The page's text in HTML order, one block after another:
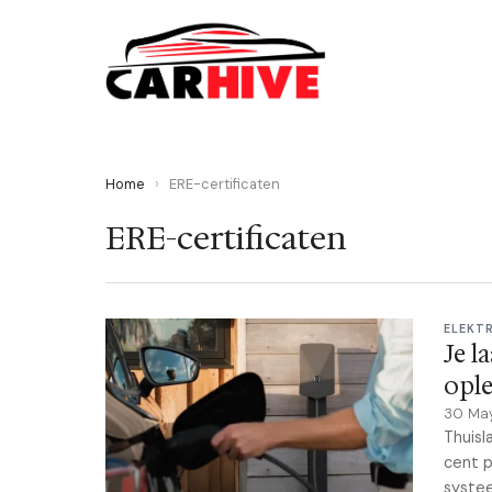
Home › ERE-certificaten
ERE-certificaten
Je
30
cent